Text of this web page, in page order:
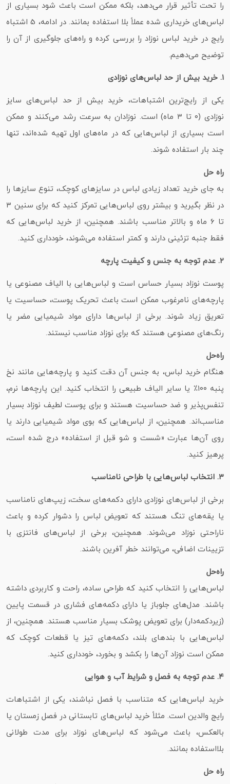
را تحت تأثیر قرار می‌دهد، بلکه ممکن است باعث شود بسیاری از
لباس‌های خریداری‌ شده عملاً بلا استفاده بمانند. در ادامه، 5 اشتباه
رایج در خرید لباس نوزاد را بررسی کرده و راه‌های جلوگیری از آن را
توضیح می‌دهیم.
۱. خرید بیش از حد لباس‌های نوزادی
یکی از رایج‌ترین اشتباهات، خرید بیش از حد لباس‌های سایز
نوزادی (۰ تا ۳ ماه) است. نوزادان به سرعت رشد می‌کنند و ممکن
است بسیاری از لباس‌هایی که در ماه‌های اول تهیه شده‌اند، تنها
چند بار استفاده شوند.
راه‌ حل
به جای خرید تعداد زیادی لباس در سایزهای کوچک، تنوع سایزها را
در نظر بگیرید و بیشتر روی لباس‌هایی تمرکز کنید که برای سنین ۳
تا ۶ ماه و بالاتر مناسب باشند. همچنین، از خرید لباس‌هایی که
فقط جنبه تزئینی دارند و کمتر استفاده می‌شوند، خودداری کنید.
۲. عدم توجه به جنس و کیفیت پارچه
پوست نوزاد بسیار حساس است و لباس‌هایی با الیاف مصنوعی یا
پارچه‌های نامرغوب ممکن است باعث تحریک پوست، حساسیت یا
تعریق زیاد شوند. برخی از لباس‌ها دارای مواد شیمیایی مضر یا
رنگ‌های مصنوعی هستند که برای نوزاد مناسب نیستند.
راه‌حل
هنگام خرید لباس، به جنس آن دقت کنید و پارچه‌هایی مانند نخ
پنبه ۱۰۰٪ یا سایر الیاف طبیعی را انتخاب کنید. این پارچه‌ها نرم،
تنفس‌پذیر و ضد حساسیت هستند و برای پوست لطیف نوزاد بسیار
مناسب‌اند. همچنین، از لباس‌هایی که بوی مواد شیمیایی دارند یا
روی آن‌ها عبارت «شست‌ و شو قبل از استفاده» درج شده است،
پرهیز کنید.
۳. انتخاب لباس‌هایی با طراحی نامناسب
برخی از لباس‌های نوزادی دارای دکمه‌های سخت، زیپ‌های نامناسب
یا یقه‌های تنگ هستند که تعویض لباس را دشوار کرده و باعث
ناراحتی نوزاد می‌شوند. همچنین، برخی از لباس‌های فانتزی با
تزیینات اضافی، می‌توانند خطر آفرین باشند.
راه‌حل
لباس‌هایی را انتخاب کنید که طراحی ساده، راحت و کاربردی داشته
باشند. مدل‌های جلوباز یا دارای دکمه‌های فشاری در قسمت پایین
(زیردکمه‌دار) برای تعویض پوشک بسیار مناسب هستند. همچنین، از
لباس‌هایی با بندهای بلند، دکمه‌های تیز یا قطعات کوچک که
ممکن است نوزاد آن‌ها را بکشد و بخورد، خودداری کنید.
۴. عدم توجه به فصل و شرایط آب‌ و هوایی
خرید لباس‌هایی که متناسب با فصل نباشند، یکی از اشتباهات
رایج والدین است. مثلاً خرید لباس‌های تابستانی در فصل زمستان یا
بالعکس، باعث می‌شود که لباس‌های نوزاد برای مدت طولانی
بلااستفاده بمانند.
راه‌ حل